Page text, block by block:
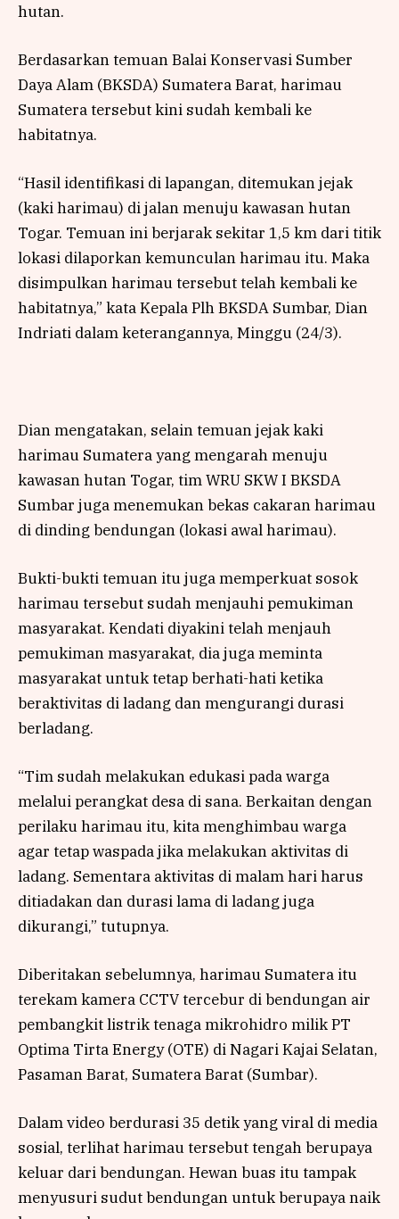
hutan.
Berdasarkan temuan Balai Konservasi Sumber
Daya Alam (BKSDA) Sumatera Barat, harimau
Sumatera tersebut kini sudah kembali ke
habitatnya.
“Hasil identifikasi di lapangan, ditemukan jejak
(kaki harimau) di jalan menuju kawasan hutan
Togar. Temuan ini berjarak sekitar 1,5 km dari titik
lokasi dilaporkan kemunculan harimau itu. Maka
disimpulkan harimau tersebut telah kembali ke
habitatnya,” kata Kepala Plh BKSDA Sumbar, Dian
Indriati dalam keterangannya, Minggu (24/3).
Dian mengatakan, selain temuan jejak kaki
harimau Sumatera yang mengarah menuju
kawasan hutan Togar, tim WRU SKW I BKSDA
Sumbar juga menemukan bekas cakaran harimau
di dinding bendungan (lokasi awal harimau).
Bukti-bukti temuan itu juga memperkuat sosok
harimau tersebut sudah menjauhi pemukiman
masyarakat. Kendati diyakini telah menjauh
pemukiman masyarakat, dia juga meminta
masyarakat untuk tetap berhati-hati ketika
beraktivitas di ladang dan mengurangi durasi
berladang.
“Tim sudah melakukan edukasi pada warga
melalui perangkat desa di sana. Berkaitan dengan
perilaku harimau itu, kita menghimbau warga
agar tetap waspada jika melakukan aktivitas di
ladang. Sementara aktivitas di malam hari harus
ditiadakan dan durasi lama di ladang juga
dikurangi,” tutupnya.
Diberitakan sebelumnya, harimau Sumatera itu
terekam kamera CCTV tercebur di bendungan air
pembangkit listrik tenaga mikrohidro milik PT
Optima Tirta Energy (OTE) di Nagari Kajai Selatan,
Pasaman Barat, Sumatera Barat (Sumbar).
Dalam video berdurasi 35 detik yang viral di media
sosial, terlihat harimau tersebut tengah berupaya
keluar dari bendungan. Hewan buas itu tampak
menyusuri sudut bendungan untuk berupaya naik